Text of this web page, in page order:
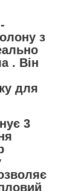
з
. Він
для
3